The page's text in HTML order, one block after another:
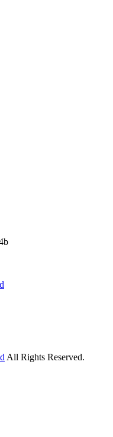
All Rights Reserved.